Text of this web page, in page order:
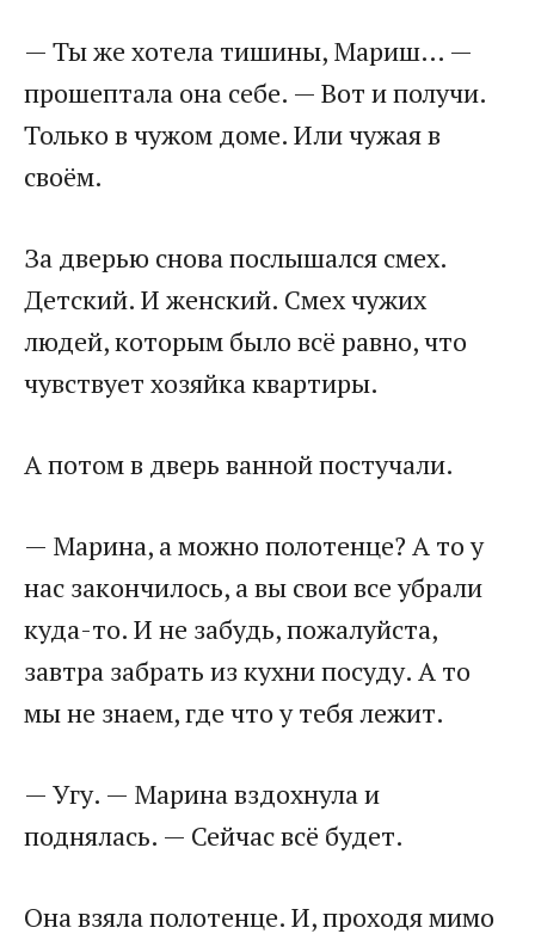
— Ты же хотела тишины, Мариш… —
прошептала она себе. — Вот и получи.
Только в чужом доме. Или чужая в
своём.
За дверью снова послышался смех.
Детский. И женский. Смех чужих
людей, которым было всё равно, что
чувствует хозяйка квартиры.
А потом в дверь ванной постучали.
— Марина, а можно полотенце? А то у
нас закончилось, а вы свои все убрали
куда-то. И не забудь, пожалуйста,
завтра забрать из кухни посуду. А то
мы не знаем, где что у тебя лежит.
— Угу. — Марина вздохнула и
поднялась. — Сейчас всё будет.
Она взяла полотенце. И, проходя мимо